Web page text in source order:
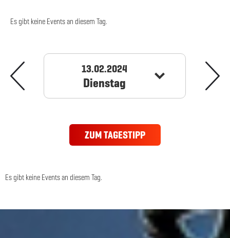
Es gibt keine Events an diesem Tag.
13.02.2024
Dienstag
ZUM TAGESTIPP
Es gibt keine Events an diesem Tag.